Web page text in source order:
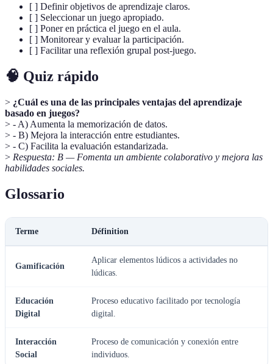
[ ] Definir objetivos de aprendizaje claros.
[ ] Seleccionar un juego apropiado.
[ ] Poner en práctica el juego en el aula.
[ ] Monitorear y evaluar la participación.
[ ] Facilitar una reflexión grupal post-juego.
🧠 Quiz rápido
> ¿Cuál es una de las principales ventajas del aprendizaje
basado en juegos?
> - A) Aumenta la memorización de datos.
> - B) Mejora la interacción entre estudiantes.
> - C) Facilita la evaluación estandarizada.
> Respuesta: B — Fomenta un ambiente colaborativo y mejora las
habilidades sociales.
Glossario
Terme Définition
Gamificación
Aplicar elementos lúdicos a actividades no
lúdicas.
Educación
Digital
Proceso educativo facilitado por tecnología
digital.
Interacción
Social
Proceso de comunicación y conexión entre
individuos.